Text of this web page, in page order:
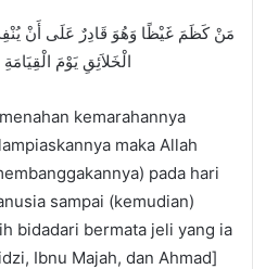
مَنْ كَظَمَ غَيْظًا وَهُوَ قَادِرٌ عَلَى أَنْ
الْخَلاَئِقِ يَوْمَ
kemarahannya
maka Allah
pada hari
sampai (kemudian)
bidadari bermata jeli yang ia
Ibnu Majah, dan Ahmad]